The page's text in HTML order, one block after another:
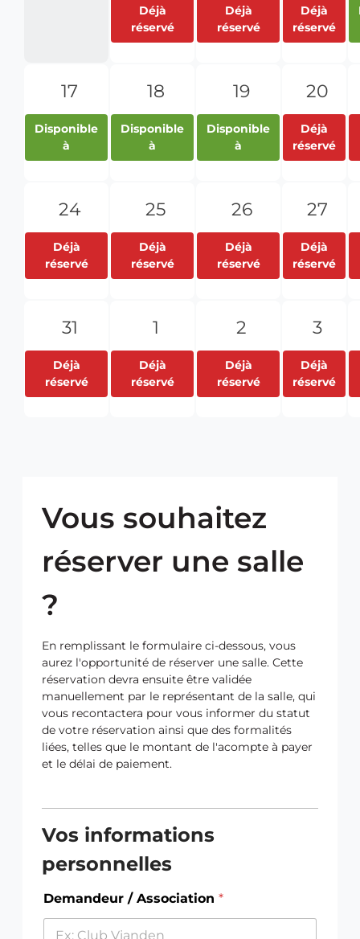
Déjà
réservé
Déjà
réservé
Déjà
réservé
17
Disponible
à
18
Disponible
à
19
Disponible
à
20
Déjà
réservé
24
Déjà
réservé
25
Déjà
réservé
26
Déjà
réservé
27
Déjà
réservé
31
Déjà
réservé
1
Déjà
réservé
2
Déjà
réservé
3
Déjà
réservé
Vous souhaitez
réserver une salle
?
En remplissant le formulaire ci-dessous, vous
aurez l'opportunité de réserver une salle. Cette
réservation devra ensuite être validée
manuellement par le représentant de la salle, qui
vous recontactera pour vous informer du statut
de votre réservation ainsi que des formalités
liées, telles que le montant de l'acompte à payer
et le délai de paiement.
T
i
r
e
d
e
l
S
t
a
t
u
s
b
e
o
r
e
_
d
a
f
e
r
_
d
a
Vos informations
personnelles
Demandeur / Association *